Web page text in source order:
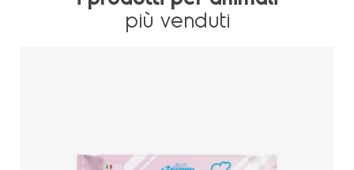
più venduti